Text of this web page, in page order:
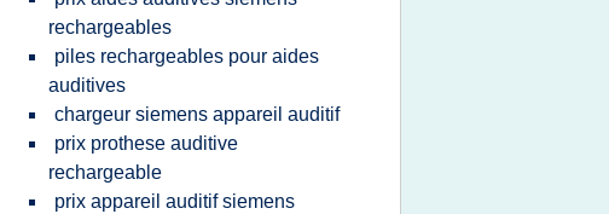
rechargeables
piles rechargeables pour aides
auditives
chargeur siemens appareil auditif
prix prothese auditive
rechargeable
prix appareil auditif siemens